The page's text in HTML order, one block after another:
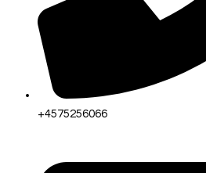
+4575256066